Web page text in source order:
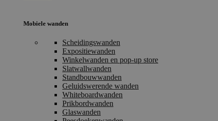
Mobiele wanden
Scheidingswanden
Expositiewanden
Winkelwanden en pop-up store
Slatwallwanden
Standbouwwanden
Geluidswerende wanden
Whiteboardwanden
Prikbordwanden
Glaswanden